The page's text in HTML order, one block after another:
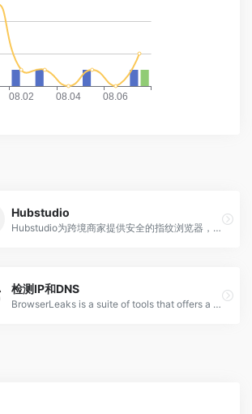
Hubstudio
Hubstudio为跨境商家提供安全的指纹浏览器，最专业的跨平台多账户管理系统，超过20w用户的选择！
检测IP和DNS
BrowserLeaks is a suite of tools that offers a range of tests to evaluate the security and privacy of your web browser. These tests focus on identifying ways in which websites may leak your real IP address, collect information about your device, and perform a browser fingerprinting.